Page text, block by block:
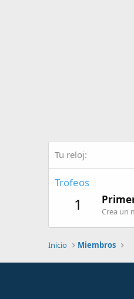
Tu reloj
Trofeos
1 Crea un
Inicio Miembros